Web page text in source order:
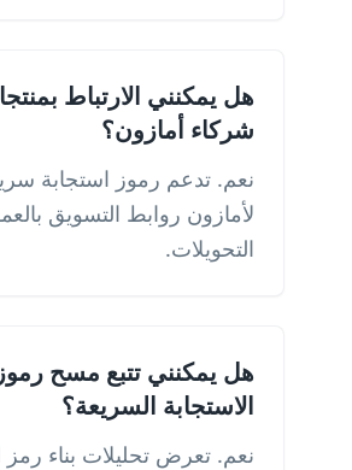
هل يمكنني الارتباط
شركاء أمازون؟
نعم. تدعم رموز استجابة
لأمازون روابط التسويق
التحويلات.
هل يمكنني تتبع مسح رموز
الاستجابة السريعة؟
نعم. تعرض تحليلات بناء رمز